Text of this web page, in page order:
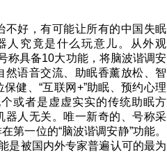
不好，有可能让所有的中国失眠
人究竟是什么玩意儿。从外观
称具备10大功能，将脑波谐调安
语音交流、助眠香薰放松、智
健、“互联网+”助眠、预约心理
或者是虚虚实实的传统助眠方
器人无关。唯一新奇的、号称采
第一位的“脑波谐调安静”功能。
是被国内外专家普遍认可的最为